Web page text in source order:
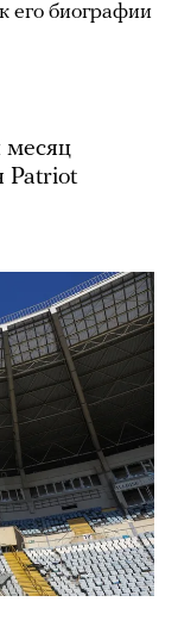
его биографии
месяц
Patriot